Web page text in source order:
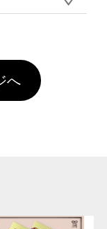
最大5%)が適用
なければ、ラン
格で商品をお届
とが可能です。
て着用前に落と
たします。※1
に関わらず、前
、またはAdobe
円未満になる
ご注意くださ
へ